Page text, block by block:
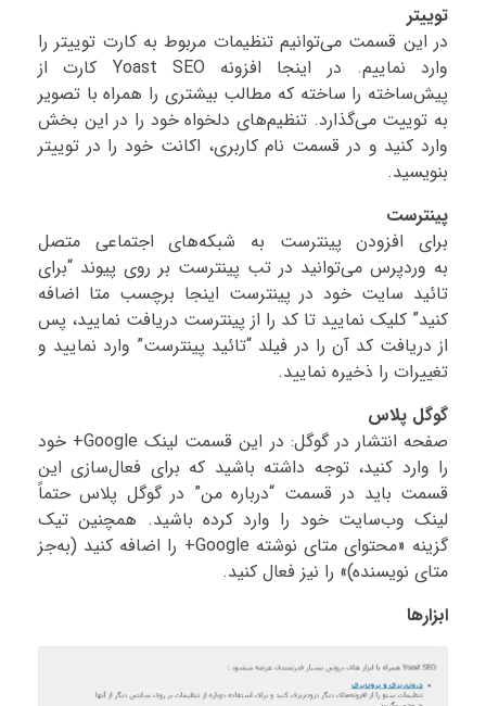
توییتر
در این قسمت می‌توانیم تنظیمات مربوط به کارت توییتر را
وارد نماییم. در اینجا افزونه Yoast SEO کارت از
پیش‌ساخته را ساخته که مطالب بیشتری را همراه با تصویر
به توییت می‌گذارد. تنظیم‌های دلخواه خود را در این بخش
وارد کنید و در قسمت نام کاربری، اکانت خود را در توییتر
بنویسید.
پینترست
برای افزودن پینترست به شبکه‌های اجتماعی متصل
به وردپرس می‌توانید در تب پینترست بر روی پیوند “برای
تائید سایت خود در پینترست اینجا برچسب متا اضافه
کنید” کلیک نمایید تا کد را از پینترست دریافت نمایید، پس
از دریافت کد آن را در فیلد “تائید پینترست” وارد نمایید و
تغییرات را ذخیره نمایید.
گوگل پلاس
صفحه انتشار در گوگل: در این قسمت لینک Google+ خود
را وارد کنید، توجه داشته باشید که برای فعال‌سازی این
قسمت باید در قسمت “درباره من” در گوگل پلاس حتماً
لینک وب‌سایت خود را وارد کرده باشید. همچنین تیک
گزینه «محتوای متای نوشته Google+ را اضافه کنید (به‌جز
متای نویسنده)» را نیز فعال کنید.
ابزارها